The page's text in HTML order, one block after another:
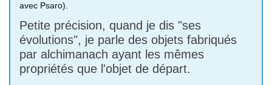
avec Psaro).
Petite précision, quand je dis "ses
évolutions", je parle des objets fabriqués
par alchimanach ayant les mêmes
propriétés que l'objet de départ.